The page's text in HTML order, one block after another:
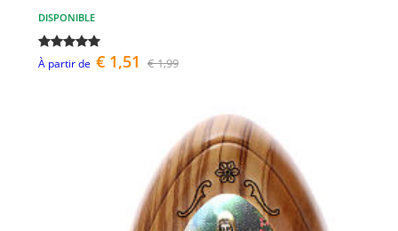
DISPONIBLE
À partir de € 1,51 € 1,99